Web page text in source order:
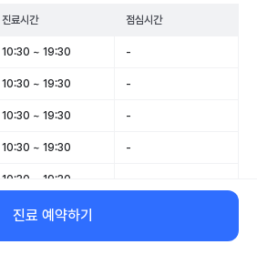
진료시간 점심시간
10:30 ~ 19:30 -
10:30 ~ 19:30 -
10:30 ~ 19:30 -
10:30 ~ 19:30 -
10:30 ~ 19:30
10:00 ~ 17:00
휴무 -
진료 예약하기